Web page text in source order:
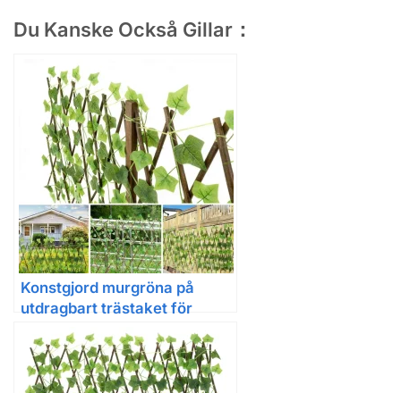
Du Kanske Också Gillar：
Konstgjord murgröna på
utdragbart trästaket för
insynsskydd